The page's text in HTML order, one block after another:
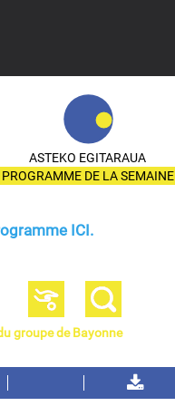
ASTEKO EGITARAUA
PROGRAMME DE LA SEMAINE
ICI.
groupe de Bayonne